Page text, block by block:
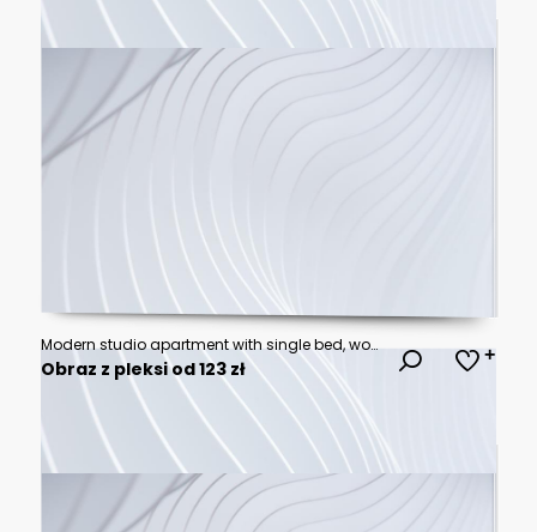
Modern studio apartment with single bed, wood furniture. Small cozy room teal accent wall, bright yellow chair. Sleek interior design features clean lines, light flooring. Compact urban home provides
Obraz z pleksi od 123 zł